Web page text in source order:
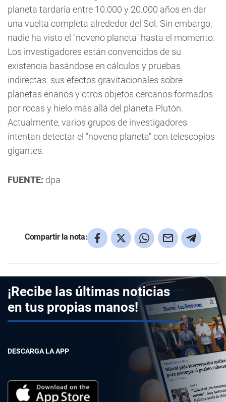
planeta tardaría entre 10.000 y 20.000 años en dar
una vuelta completa alrededor del Sol. Sin embargo,
nadie ha visto el "noveno planeta" hasta el momento.
Los investigadores están convencidos de su
existencia basándose en cálculos y pruebas
indirectas: sus efectos gravitacionales sobre
planetas enanos y otros objetos cercanos formados
por rocas y hielo más allá del planeta Plutón.
Actualmente, varios grupos de investigadores
intentan detectar el "noveno planeta" con telescopios
gigantes.
FUENTE: dpa
Compartir la nota:
¡Recibe las últimas noticias
en tus propias manos!
DESCARGA LA APP